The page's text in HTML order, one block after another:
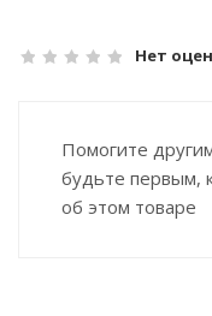
Нет
Помогите
будьте первым,
об этом товаре